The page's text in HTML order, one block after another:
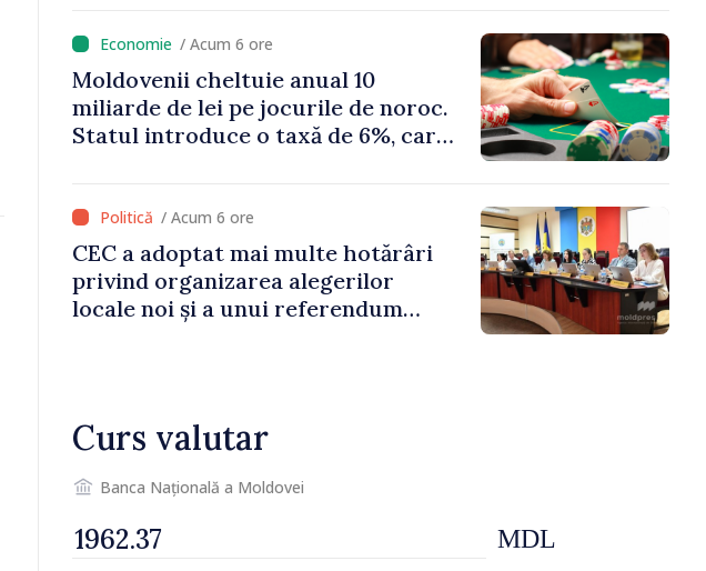
/ Acum 6 ore
Moldovenii cheltuie anual 10
miliarde de lei pe jocurile de noroc.
Statul introduce o taxă de 6%, care
/ Acum 6 ore
CEC a adoptat mai multe hotărâri
privind organizarea alegerilor
locale noi și a unui referendum
Curs valutar
Banca Națională a Moldovei
MDL